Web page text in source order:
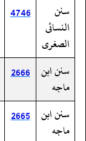
سنن
النسائى
الصغرى
4746
سنن ابن
ماجه
2666
سنن ابن
ماجه
2665